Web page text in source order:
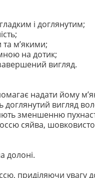
і доглянутим;
м’якими;
на дотик;
вигляд.
надати йому
доглянутий вигляд
зменшенню
сяйва,
долоні.
приділяючи увагу